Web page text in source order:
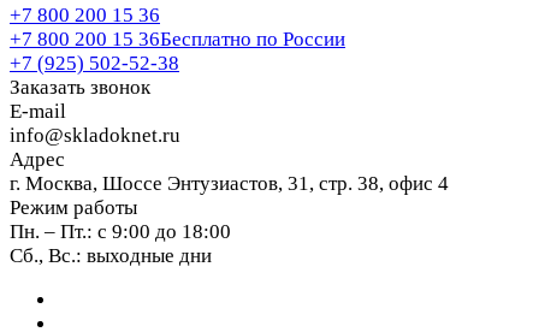
+7 800 200 15 36
+7 800 200 15 36Бесплатно по России
+7 (925) 502-52-38
Заказать звонок
E-mail
info@skladoknet.ru
Адрес
г. Москва, Шоссе Энтузиастов, 31, стр. 38, офис 4
Режим работы
Пн. – Пт.: с 9:00 до 18:00
Сб., Вс.: выходные дни